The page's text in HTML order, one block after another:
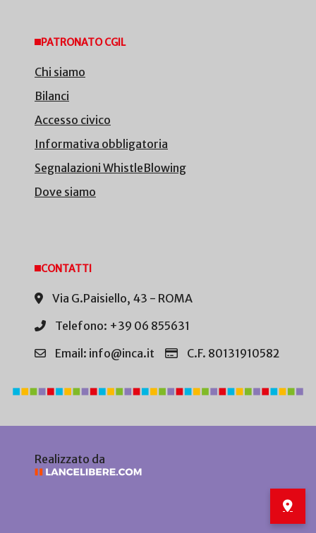
PATRONATO CGIL
Chi siamo
Bilanci
Accesso civico
Informativa obbligatoria
Segnalazioni WhistleBlowing
Dove siamo
CONTATTI
Via G.Paisiello, 43 - ROMA
Telefono: +39 06 855631
Email: info@inca.it
C.F. 80131910582
Realizzato da